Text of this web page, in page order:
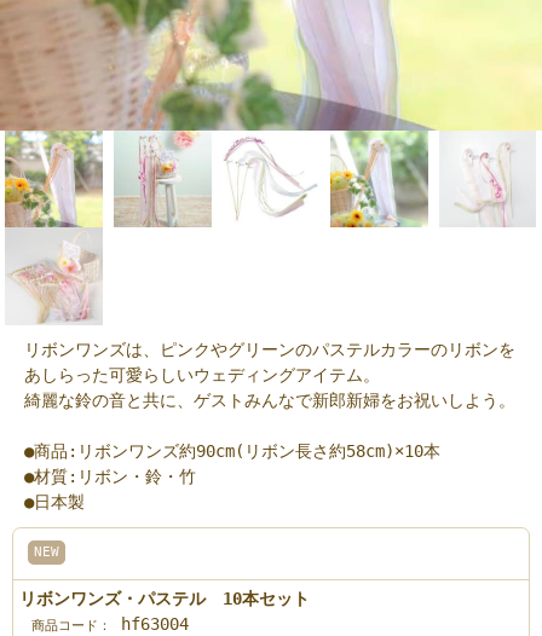
リボンワンズは、ピンクやグリーンのパステルカラーのリボンを
あしらった可愛らしいウェディングアイテム。
綺麗な鈴の音と共に、ゲストみんなで新郎新婦をお祝いしよう。
●商品:リボンワンズ約90cm(リボン長さ約58cm)×10本
●材質:リボン・鈴・竹
●日本製
NEW
リボンワンズ・パステル 10本セット
商品コード： hf63004